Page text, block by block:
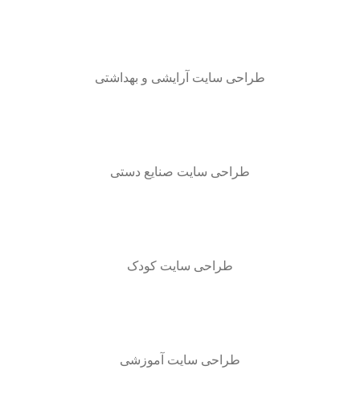
طراحی سایت آرایشی و بهداشتی
طراحی سایت صنایع دستی
طراحی سایت کودک
طراحی سایت آموزشی